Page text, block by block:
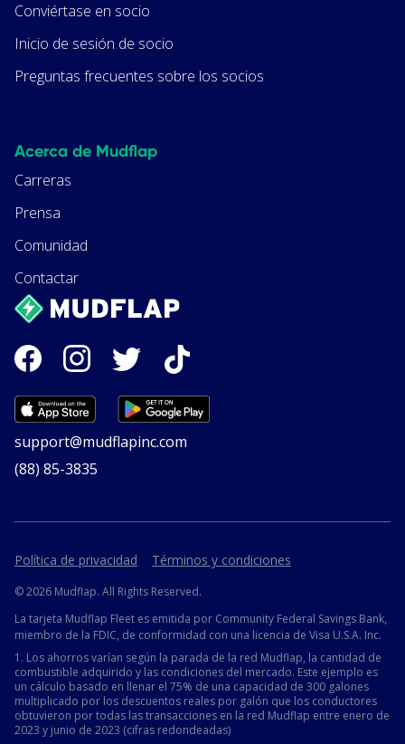
support@mudflapinc.com
(88) 85-3835
Conviértase en socio
Inicio de sesión de socio
Preguntas frecuentes sobre los socios
Acerca de Mudflap
Carreras
Prensa
Comunidad
Contactar
©2026 Mudflap. All Rights Reserved.
La tarjeta Mudflap Fleet es emitida por Community Federal Savings Bank,
miembro de la FDIC, de conformidad con una licencia de Visa U.S.A. Inc.
1. Los ahorros varían según la parada de la red Mudflap, la cantidad de
combustible adquirido y las condiciones del mercado. Este ejemplo es
un cálculo basado en llenar el 75% de una capacidad de 300 galones
multiplicado por los descuentos reales por galón que los conductores
obtuvieron por todas las transacciones en la red Mudflap entre enero de
2023 y junio de 2023 (cifras redondeadas)
Política de privacidad Términos y condiciones